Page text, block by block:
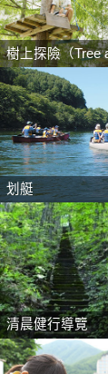
樹上探險（Tree
划艇
清晨健行導覽